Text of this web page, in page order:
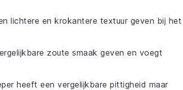
lichtere en krokantere textuur geven bij het
zoute smaak geven en voegt
heeft een vergelijkbare pittigheid maar